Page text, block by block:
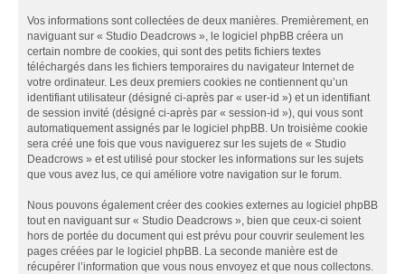
Vos informations sont collectées de deux manières. Premièrement, en
naviguant sur « Studio Deadcrows », le logiciel phpBB créera un
certain nombre de cookies, qui sont des petits fichiers textes
téléchargés dans les fichiers temporaires du navigateur Internet de
votre ordinateur. Les deux premiers cookies ne contiennent qu’un
identifiant utilisateur (désigné ci-après par « user-id ») et un identifiant
de session invité (désigné ci-après par « session-id »), qui vous sont
automatiquement assignés par le logiciel phpBB. Un troisième cookie
sera créé une fois que vous naviguerez sur les sujets de « Studio
Deadcrows » et est utilisé pour stocker les informations sur les sujets
que vous avez lus, ce qui améliore votre navigation sur le forum.
Nous pouvons également créer des cookies externes au logiciel phpBB
tout en naviguant sur « Studio Deadcrows », bien que ceux-ci soient
hors de portée du document qui est prévu pour couvrir seulement les
pages créées par le logiciel phpBB. La seconde manière est de
récupérer l’information que vous nous envoyez et que nous collectons.